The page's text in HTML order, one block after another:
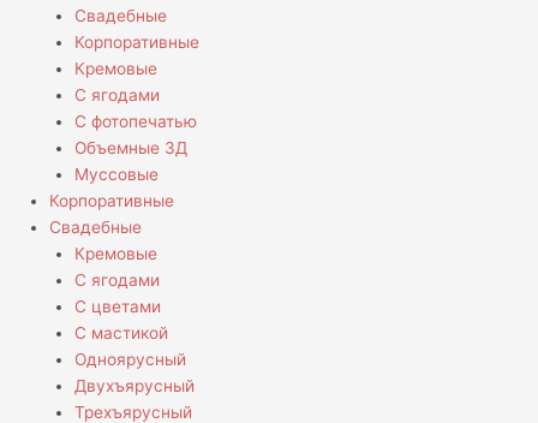
Свадебные
Корпоративные
Кремовые
С ягодами
С фотопечатью
Объемные 3Д
Муссовые
Корпоративные
Свадебные
Кремовые
С ягодами
С цветами
С мастикой
Одноярусный
Двухъярусный
Трехъярусный